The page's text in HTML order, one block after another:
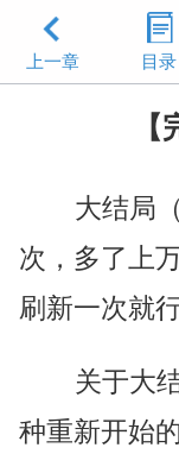
上一章 目录
大结局
次，多了上
刷新一次就
关于大
种重新开始